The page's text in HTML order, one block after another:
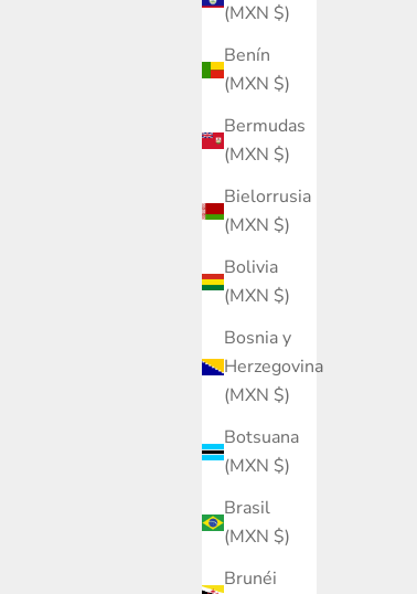
(MXN $)
Benín
(MXN $)
Bermudas
(MXN $)
Bielorrusia
(MXN $)
Bolivia
(MXN $)
Bosnia y
Herzegovina
(MXN $)
Botsuana
(MXN $)
Brasil
(MXN $)
Brunéi